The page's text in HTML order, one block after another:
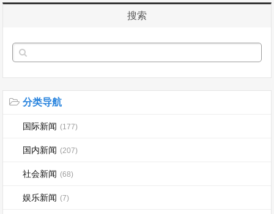
搜索
分类导航
国际新闻 (177)
国内新闻 (207)
社会新闻 (68)
娱乐新闻 (7)